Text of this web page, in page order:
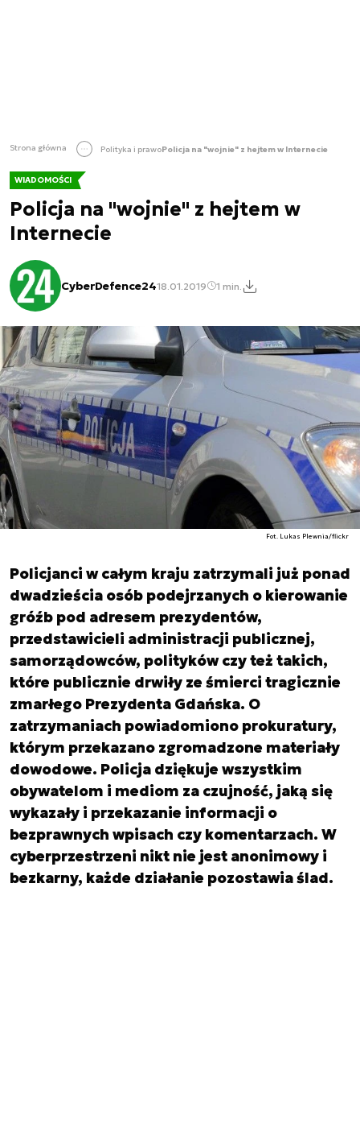
Strona główna Polityka i prawoPolicja na "wojnie" z hejtem w Internecie
WIADOMOŚCI
Policja na "wojnie" z hejtem w
Internecie
CyberDefence2418.01.2019 1 min.
Fot. Lukas Plewnia/flickr
Policjanci w całym kraju zatrzymali już ponad
dwadzieścia osób podejrzanych o kierowanie
gróźb pod adresem prezydentów,
przedstawicieli administracji publicznej,
samorządowców, polityków czy też takich,
które publicznie drwiły ze śmierci tragicznie
zmarłego Prezydenta Gdańska. O
zatrzymaniach powiadomiono prokuratury,
którym przekazano zgromadzone materiały
dowodowe. Policja dziękuje wszystkim
obywatelom i mediom za czujność, jaką się
wykazały i przekazanie informacji o
bezprawnych wpisach czy komentarzach. W
cyberprzestrzeni nikt nie jest anonimowy i
bezkarny, każde działanie pozostawia ślad.